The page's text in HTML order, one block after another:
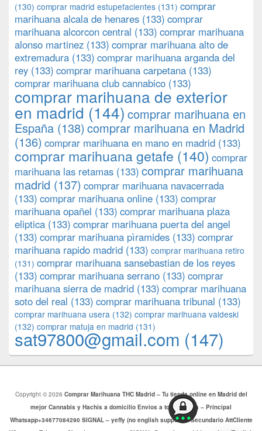
(130) comprar madrid estupefacientes (131) comprar
marihuana alcala de henares (133) comprar
marihuana alcorcon central (133) comprar marihuana
alonso martinez (133) comprar marihuana alto de
extremadura (133) comprar marihuana arganda del
rey (133) comprar marihuana carpetana (133)
comprar marihuana club cannabico (133)
comprar marihuana de exterior
en madrid (144) comprar marihuana en
España (138) comprar marihuana en Madrid
(136) comprar marihuana en mano en madrid (133)
comprar marihuana getafe (140) comprar
marihuana las retamas (133) comprar marihuana
madrid (137) comprar marihuana navacerrada
(133) comprar marihuana online (133) comprar
marihuana opañel (133) comprar marihuana plaza
eliptica (133) comprar marihuana puerta del angel
(133) comprar marihuana pìramides (133) comprar
marihuana rapido madrid (133) comprar marihuana retiro
(131) comprar marihuana sansebastian de los reyes
(133) comprar marihuana serrano (133) comprar
marihuana sierra de madrid (133) comprar marihuana
soto del real (133) comprar marihuana tribunal (133)
comprar marihuana usera (132) comprar marihuana valdeski
(132) comprar matuja en madrid (131)
sat97800@gmail.com (147)
Copyright © 2026 Comprar Marihuana THC Madrid – Tu tienda online en Madrid del
mejor Cannabis y Hachis a domicilio Envios a toda Europa – Principal
Whatsapp+34677084290 SIGNAL – yeffy (no english support) – Secundario AttCliente